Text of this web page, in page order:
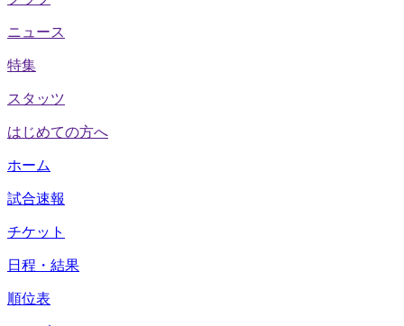
ニュース
特集
スタッツ
はじめての方へ
ホーム
試合速報
チケット
日程・結果
順位表